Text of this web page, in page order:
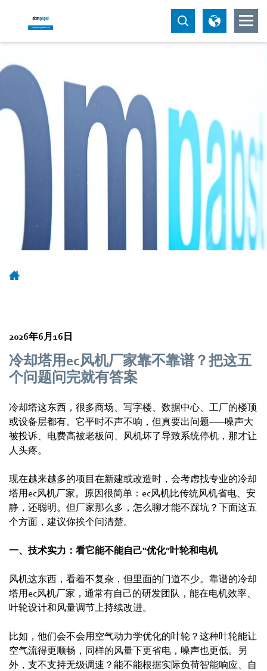
2026年6月16日
冷却塔用ec风机厂家靠不靠谱？把这五
个问题问完就有答案
冷却塔这东西，很多商场、写字楼、数据中心、工厂的楼顶
或设备层都有。它平时不声不响，但真要出问题——噪声大
被投诉、电费高被老板问、风机坏了导致系统停机，那才让
人头疼。
现在越来越多的项目在新建或改造时，会考虑找专业的冷却
塔用ec风机厂家。原因很简单：ec风机比传统风机省电、安
静，还聪明。但厂家那么多，怎么聊才能不踩坑？下面这五
个方面，建议你挨个问清楚。
一、技术实力：看它能不能自己“优化”叶轮和电机
风机这东西，看着不复杂，但里面的门道不少。靠谱的冷却
塔用ec风机厂家，通常有自己的研发团队，能在电机效率、
叶轮设计和风量调节上持续改进。
比如，他们会不会用空气动力学优化的叶轮？这种叶轮能让
空气流得更顺畅，同样的风量下更省电，噪声也更低。另
外，支不支持无级调速？能不能根据实际负荷智能响应、自